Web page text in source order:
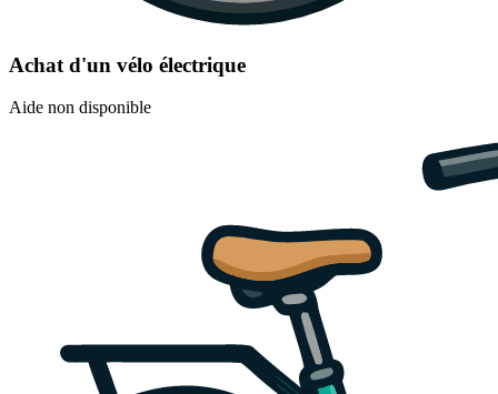
Achat d'un vélo électrique
Aide non disponible